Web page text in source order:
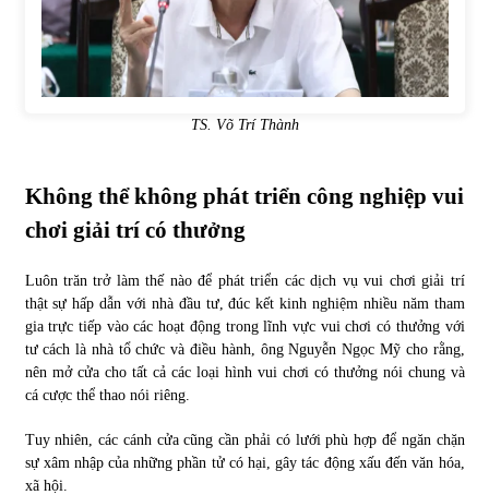
TS. Võ Trí Thành
Không thể không phát triển công nghiệp vui
chơi giải trí có thưởng
Luôn trăn trở làm thế nào để phát triển các dịch vụ vui chơi giải trí
thật sự hấp dẫn với nhà đầu tư, đúc kết kinh nghiệm nhiều năm tham
gia trực tiếp vào các hoạt động trong lĩnh vực vui chơi có thưởng với
tư cách là nhà tổ chức và điều hành, ông Nguyễn Ngọc Mỹ cho rằng,
nên mở cửa cho tất cả các loại hình vui chơi có thưởng nói chung và
cá cược thể thao nói riêng.
Tuy nhiên, các cánh cửa cũng cần phải có lưới phù hợp để ngăn chặn
sự xâm nhập của những phần tử có hại, gây tác động xấu đến văn hóa,
xã hội.